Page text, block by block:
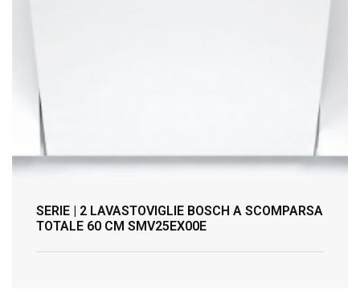
SERIE | 2 LAVASTOVIGLIE BOSCH A SCOMPARSA
TOTALE 60 CM SMV25EX00E